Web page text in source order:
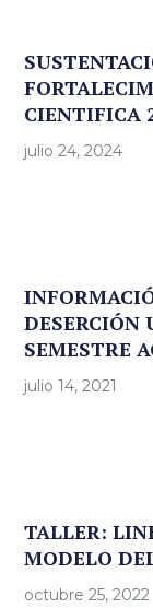
CIENTIFICA
julio 24, 2024
DESERCIÓN
SEMESTRE
julio 14, 2021
TALLER:
MODELO
octubre 25, 2022